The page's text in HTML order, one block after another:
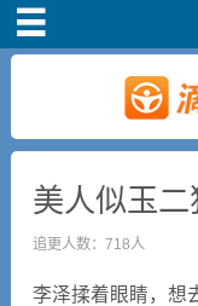
司机注册
新手指导
奖励政策
美人似玉
追更人数：718人
李泽揉着眼睛，想